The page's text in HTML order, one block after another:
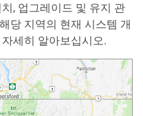
, 업그레이드 및 유지 관
당 지역의 현재 시스템 개
세히 알아보십시오.